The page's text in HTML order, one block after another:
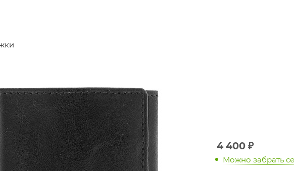
4 400₽
Можно забрать